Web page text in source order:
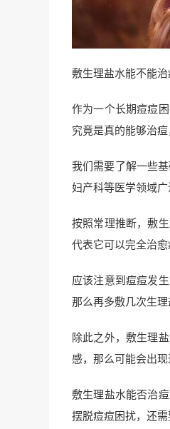
敷生理盐水能不能治
作为一个长期痘痘
究竟是真的能够治
我们需要了解一些
妇产科等医学领域
按照常理推断，敷
代表它可以完全治
应该注意到痘痘发
那么再多敷几次生理
除此之外，敷生理
感，那么可能会出现
敷生理盐水能否治
摆脱痘痘困扰，还